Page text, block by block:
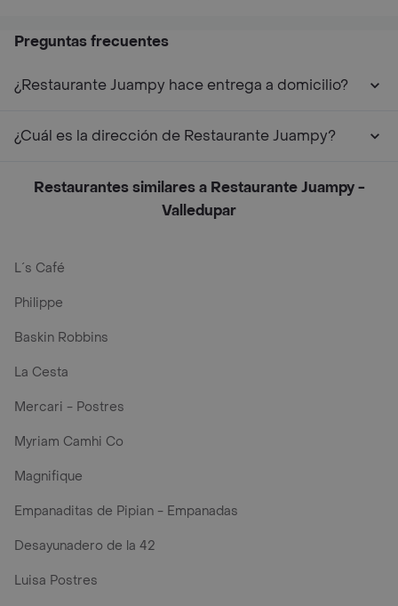
Preguntas frecuentes
¿Restaurante Juampy hace entrega a domicilio?
¿Cuál es la dirección de Restaurante Juampy?
Restaurantes similares a Restaurante Juampy -
Valledupar
L´s Café
Philippe
Baskin Robbins
La Cesta
Mercari - Postres
Myriam Camhi Co
Magnifique
Empanaditas de Pipian - Empanadas
Desayunadero de la 42
Luisa Postres